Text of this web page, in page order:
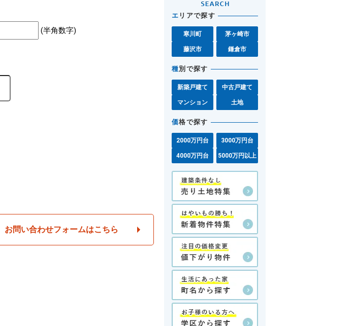
(半角数字)
お問い合わせフォームはこちら
エ リアで探す
寒川町 茅ヶ崎市
藤沢市 鎌倉市
種別で探す
新築戸建て 中古戸建て
マンション 土地
価格で探す
2000万円台 3000万円台
4000万円台 5000万円以上